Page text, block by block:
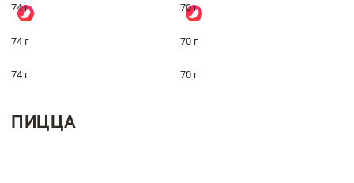
74 г 70 г
74 г 70 г
74 г 70 г
ПИЦЦА